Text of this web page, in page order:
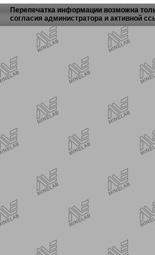
Перепечатка информации возможна
согласия администратора и активной